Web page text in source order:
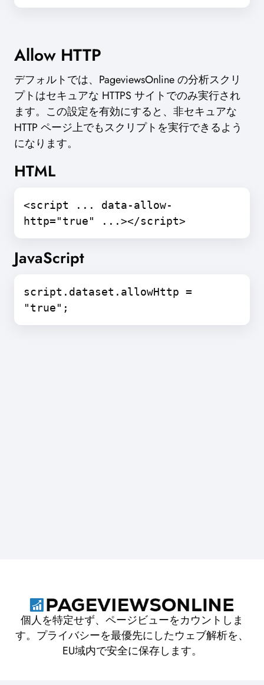
Allow HTTP
デフォルトでは、PageviewsOnline の分析スクリ
プトはセキュアな HTTPS サイトでのみ実行され
ます。この設定を有効にすると、非セキュアな
HTTP ページ上でもスクリプトを実行できるよう
になります。
HTML
<script ... data-allow-
http="true" ...></script>
JavaScript
script.dataset.allowHttp =
"true";
個人を特定せず、ページビューをカウントしま
す。プライバシーを最優先にしたウェブ解析を、
EU域内で安全に保存します。